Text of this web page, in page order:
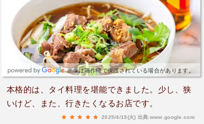
ングされてある、以前バンコクで散々探したも見
つからず、最終的にドンムアン空港のフードコー
トでひっそり見つけ食べてウマかった思い出があ
る。生春巻きソムタムカオソーイパッタイイカの
ライム炒めをオーダータイ人2人で営業されてい
て、とても元気で感じがいい。料理は多少日本人
の味覚に寄せててマイルドな味（辛さ控えめ）目
的のカオソーイは、その日は麺が売り切れという
ことで、センレック（米の細め平麺）だった。ト
ッピングの揚げ麺はなし。カレーはマイルド。や
画像は著作権で保護されている場合があります。
本格的は、タイ料理を堪能できました。少し、狭
いけど、また、行きたくなるお店です。
2025/4/15(火) 出典:www.google.com